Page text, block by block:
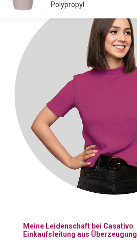
Polypropyl...
Meine Leidenschaft bei Casativo
Einkaufsleitung aus Überzeugung